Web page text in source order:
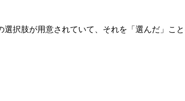
択肢が用意されていて、それを「選んだ」こ